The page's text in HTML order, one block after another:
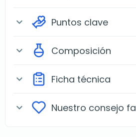
expand_more Puntos clave
expand_more Composición
expand_more Ficha técnica
expand_more Nuestro consejo